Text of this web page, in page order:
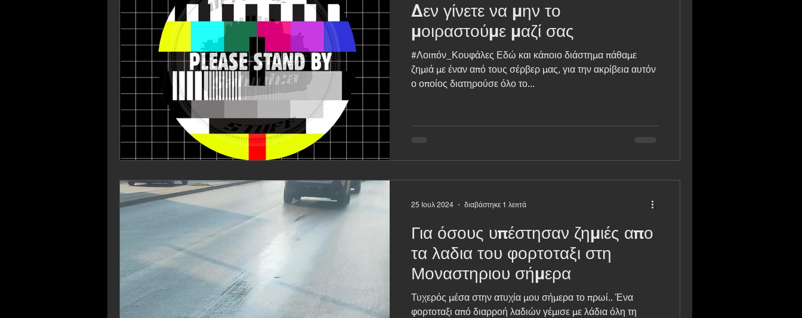
Οδηγική Παιδεία Ο δρόμος έχει Ιστορία Ιαβέρης Εγκληματίες Οδηγοί Της πλάκας Συναντήσεις
Φοιτητικές καινοτομίες Φιλανθρωπικές Δράσεις Unboxholics Μηχανή Super Moto
Thessaloniki Tuning Show Video Kart Εξοικονόμηση Ενέργειας
Δεν γίνετε να μην το
μοιραστούμε μαζί σας
#Λοιπόν_Κουφάλες Εδώ και κάποιο διάστημα πάθαμε
ζημιά με έναν από τους σέρβερ μας, για την ακρίβεια αυτόν
ο οποίος διατηρούσε όλο το...
Για όσους υπέστησαν ζημιές απο
τα λαδια του φορτοταξι στη
Μοναστηριου σήμερα
Τυχερός μέσα στην ατυχία μου σήμερα το πρωί.. Ένα
φορτοταξι από διαρροή λαδιών γέμισε με λάδια όλη τη
25 Ιουλ 2024 διαβάστηκε 1 λεπτά